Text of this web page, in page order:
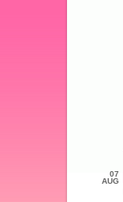
07
AUG